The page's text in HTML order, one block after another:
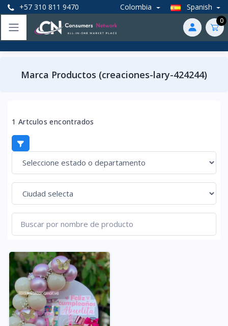
+57 310 811 9470 Colombia Spanish
0
Marca Productos (creaciones-lary-424244)
1 Artculos encontrados